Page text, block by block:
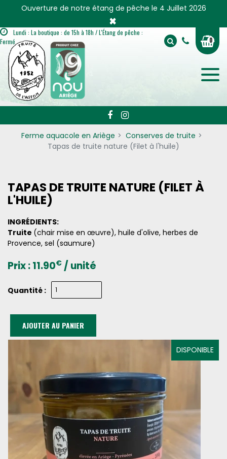
Ouverture de notre étang de pêche le 4 Juillet 2026
×
Lundi : La boutique : de 15h à 18h / L'Étang de pêche :
Fermé
0
Ferme aquacole en Ariège
Conserves de truite
Tapas de truite nature (Filet à l'huile)
DISPONIBLE
TAPAS DE TRUITE NATURE (FILET À
L'HUILE)
INGRÉDIENTS:
Truite (chair mise en œuvre), huile d'olive, herbes de
Provence, sel (saumure)
Prix :11.90€ / unité
Quantité :
AJOUTER AU PANIER
Panneau de gestion des cookies